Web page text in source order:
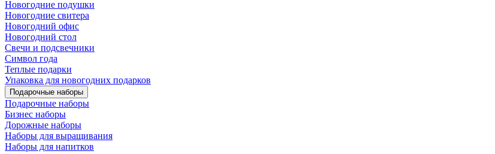
Новогодние подушки
Новогодние свитера
Новогодний офис
Новогодний стол
Свечи и подсвечники
Символ года
Теплые подарки
Упаковка для новогодних подарков
Подарочные наборы
Подарочные наборы
Бизнес наборы
Дорожные наборы
Наборы для выращивания
Наборы для напитков